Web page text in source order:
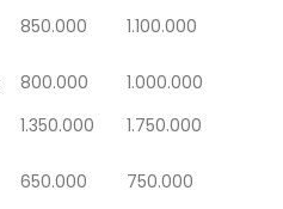
850.000 1.100.000
800.000
1.000.000
1.350.000 1.750.000
650.000 750.000